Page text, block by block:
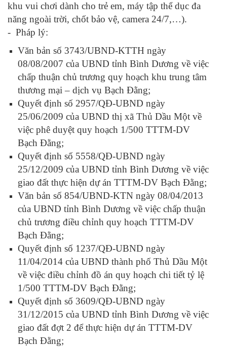
khu vui chơi dành cho trẻ em, máy tập thể dục đa
năng ngoài trời, chốt bảo vệ, camera 24/7,…).
- Pháp lý:
Văn bản số 3743/UBND-KTTH ngày
08/08/2007 của UBND tỉnh Bình Dương về việc
chấp thuận chủ trương quy hoạch khu trung tâm
thương mại – dịch vụ Bạch Đằng;
Quyết định số 2957/QĐ-UBND ngày
25/06/2009 của UBND thị xã Thủ Dầu Một về
việc phê duyệt quy hoạch 1/500 TTTM-DV
Bạch Đằng;
Quyết định số 5558/QĐ-UBND ngày
25/12/2009 của UBND tỉnh Bình Dương về việc
giao đất thực hiện dự án TTTM-DV Bạch Đằng;
Văn bản số 854/UBND-KTN ngày 08/04/2013
của UBND tỉnh Bình Dương về việc chấp thuận
chủ trương điều chỉnh quy hoạch TTTM-DV
Bạch Đằng;
Quyết định số 1237/QĐ-UBND ngày
11/04/2014 của UBND thành phố Thủ Dầu Một
về việc điều chỉnh đồ án quy hoạch chi tiết tỷ lệ
1/500 TTTM-DV Bạch Đằng;
Quyết định số 3609/QĐ-UBND ngày
31/12/2015 của UBND tỉnh Bình Dương về việc
giao đất đợt 2 để thực hiện dự án TTTM-DV
Bạch Đằng;